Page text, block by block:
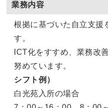
業務内容
根拠に基づいた自立支援
す。
ICT化をすすめ、業務改
努めています。
シフト例）
白光苑入所の場合